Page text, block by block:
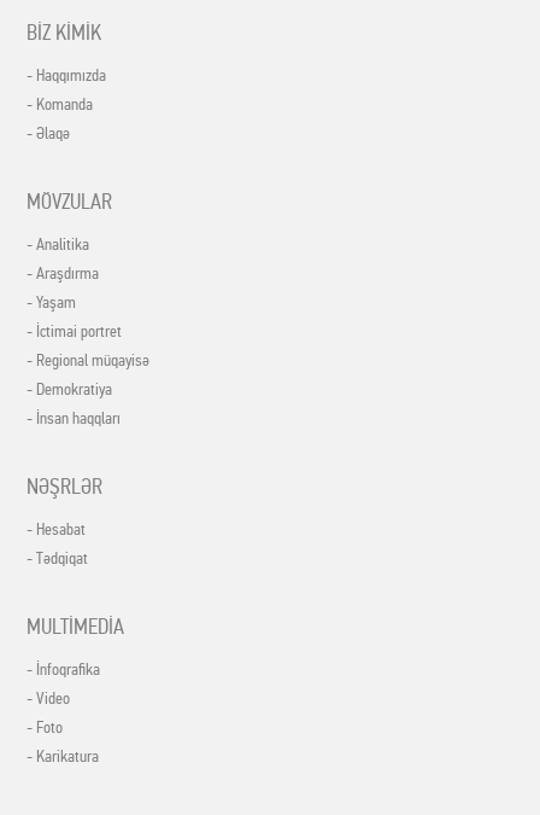
BİZ KİMİK
- Haqqımızda
- Komanda
- Əlaqə
MÖVZULAR
- Analitika
- Araşdırma
- Yaşam
- İctimai portret
- Regional müqayisə
- Demokratiya
- İnsan haqqları
NƏŞRLƏR
- Hesabat
- Tədqiqat
MULTİMEDİA
- İnfoqrafika
- Video
- Foto
- Karikatura